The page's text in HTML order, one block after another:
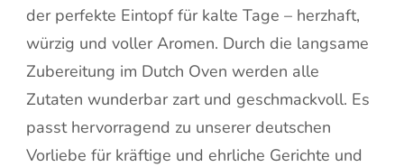
der perfekte Eintopf für kalte Tage – herzhaft,
würzig und voller Aromen. Durch die langsame
Zubereitung im Dutch Oven werden alle
Zutaten wunderbar zart und geschmackvoll. Es
passt hervorragend zu unserer deutschen
Vorliebe für kräftige und ehrliche Gerichte und